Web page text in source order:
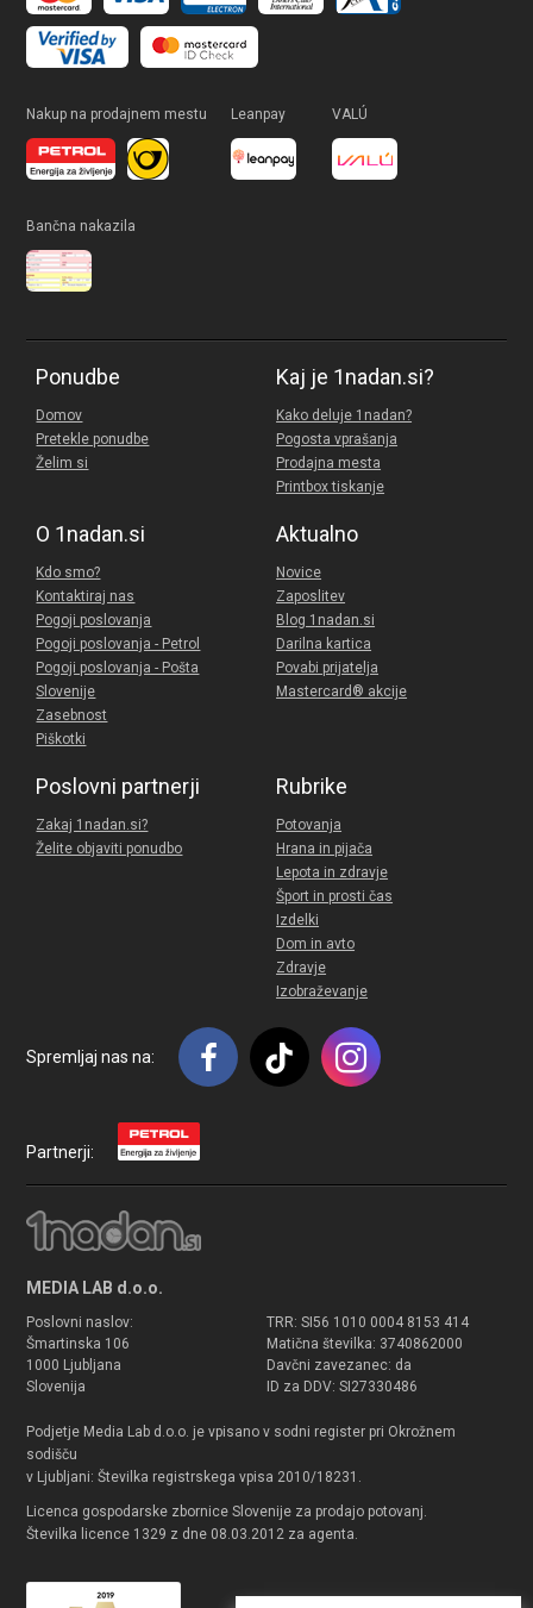
Nakup na prodajnem mestu Leanpay VALÚ
Bančna nakazila
Ponudbe
Domov
Pretekle ponudbe
Želim si
Kaj je 1nadan.si?
Kako deluje 1nadan?
Pogosta vprašanja
Prodajna mesta
Printbox tiskanje
O 1nadan.si
Kdo smo?
Kontaktiraj nas
Pogoji poslovanja
Pogoji poslovanja - Petrol
Pogoji poslovanja - Pošta
Slovenije
Zasebnost
Piškotki
Aktualno
Novice
Zaposlitev
Blog 1nadan.si
Darilna kartica
Povabi prijatelja
Mastercard® akcije
Poslovni partnerji
Zakaj 1nadan.si?
Želite objaviti ponudbo
Rubrike
Potovanja
Hrana in pijača
Lepota in zdravje
Šport in prosti čas
Izdelki
Dom in avto
Zdravje
Izobraževanje
Spremljaj nas na:
Partnerji:
MEDIA LAB d.o.o.
Poslovni naslov:
Šmartinska 106
1000 Ljubljana
Slovenija
TRR: SI56 1010 0004 8153 414
Matična številka: 3740862000
Davčni zavezanec: da
ID za DDV: SI27330486
Podjetje Media Lab d.o.o. je vpisano v sodni register pri Okrožnem
sodišču
v Ljubljani: Številka registrskega vpisa 2010/18231.
Licenca gospodarske zbornice Slovenije za prodajo potovanj.
Številka licence 1329 z dne 08.03.2012 za agenta.